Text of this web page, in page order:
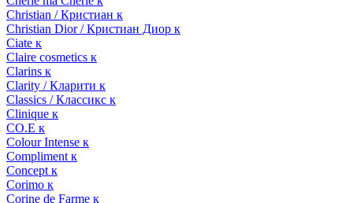
Christian / Кристиан к
Christian Dior / Кристиан Диор к
Ciate к
Claire cosmetics к
Clarins к
Clarity / Кларити к
Classics / Классикс к
Clinique к
CO.E к
Colour Intense к
Compliment к
Concept к
Corimo к
Corine de Farme к